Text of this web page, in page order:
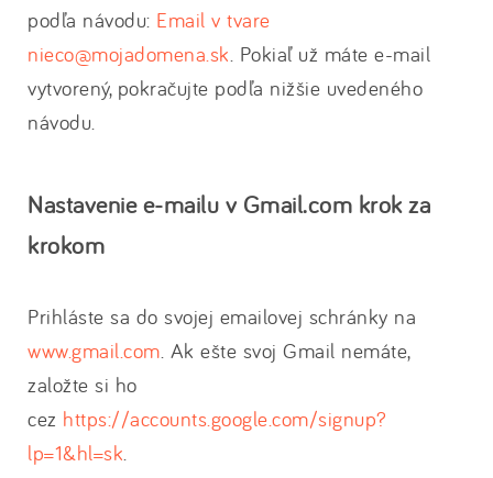
podľa návodu: Email v tvare
nieco@mojadomena.sk. Pokiaľ už máte e-mail
vytvorený, pokračujte podľa nižšie uvedeného
návodu.
Nastavenie e-mailu v Gmail.com krok za
krokom
Prihláste sa do svojej emailovej schránky na
www.gmail.com. Ak ešte svoj Gmail nemáte,
založte si ho
cez https://accounts.google.com/signup?
lp=1&hl=sk.